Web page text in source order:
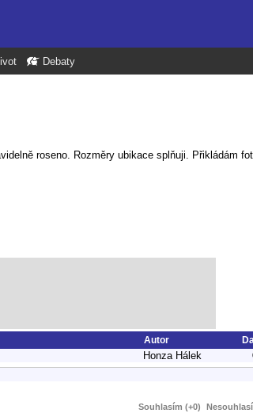
Debaty
roseno. Rozměry ubikace splňuji. Přikládám
Autor
Honza Hálek
Souhlasím (+0)